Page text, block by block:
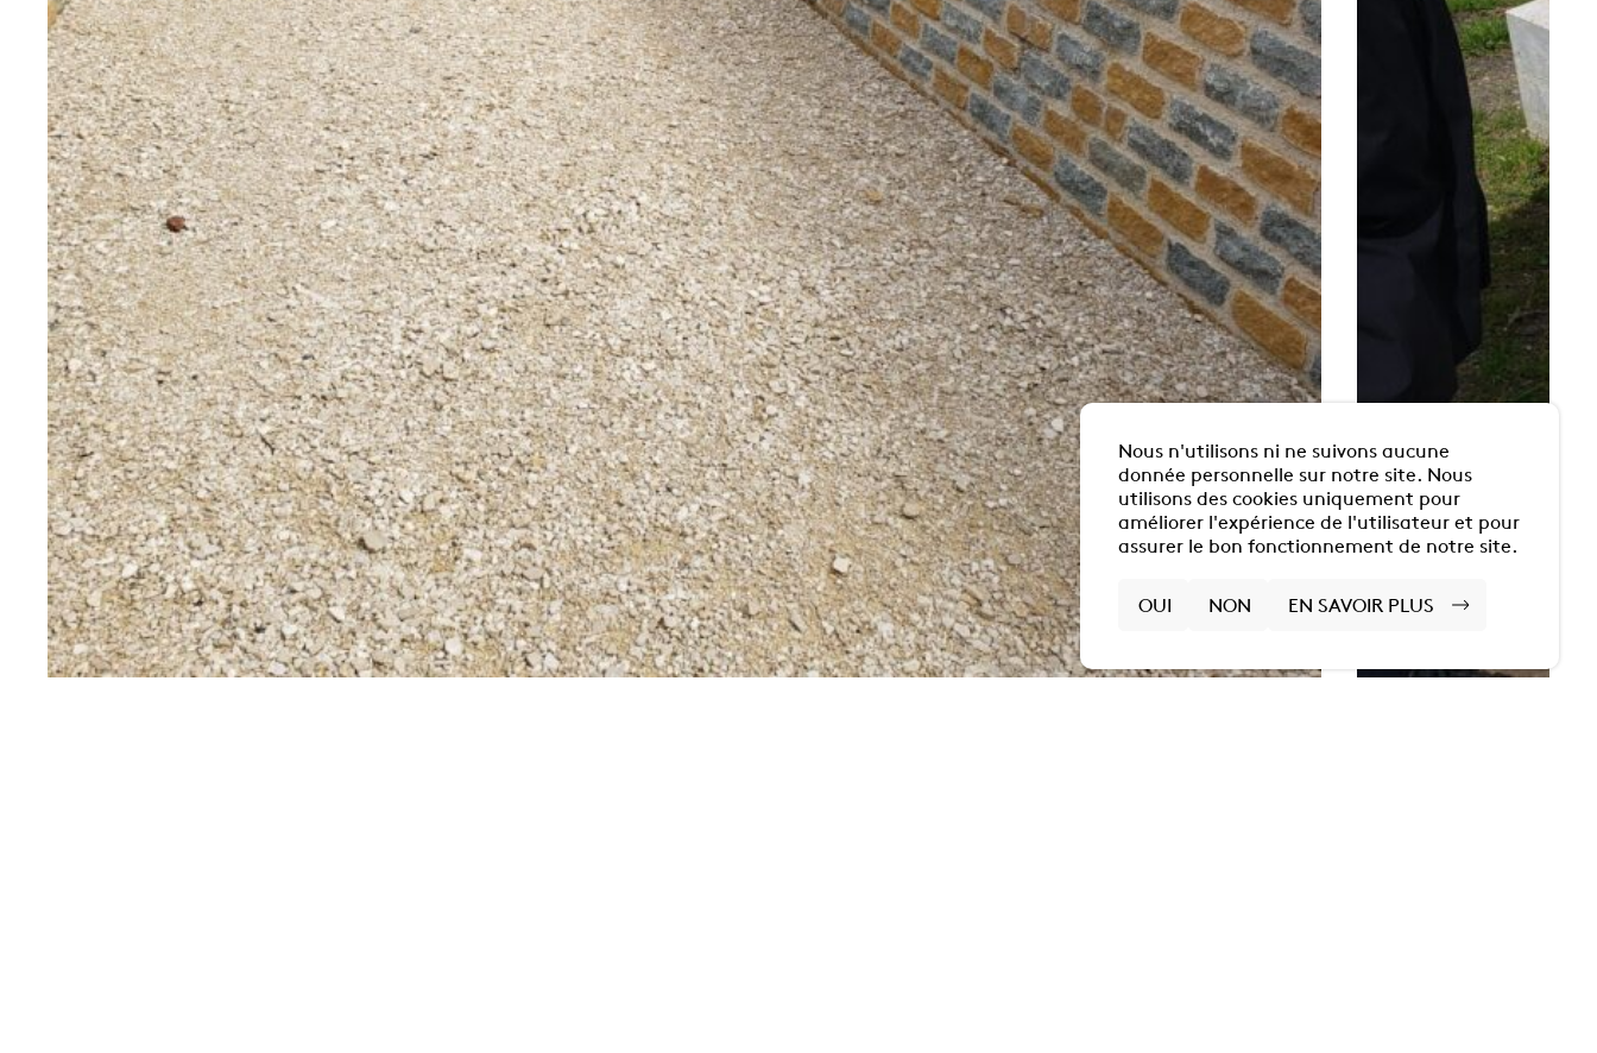
Nous n'utilisons ni ne suivons aucune
donnée personnelle sur notre site. Nous
utilisons des cookies uniquement pour
améliorer l'expérience de l'utilisateur et pour
assurer le bon fonctionnement de notre site.
OUI NON EN SAVOIR PLUS